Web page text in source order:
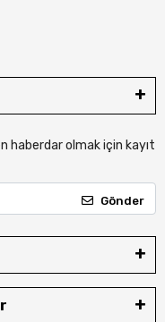
haberdar olmak için kayıt
Gönder